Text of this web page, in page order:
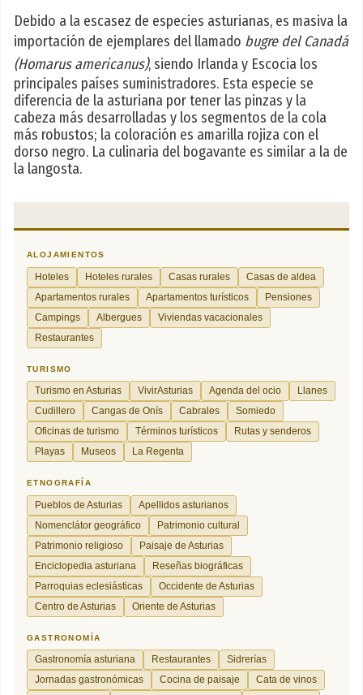
Debido a la escasez de especies asturianas, es masiva la
importación de ejemplares del llamado bugre del Canadá
(Homarus americanus), siendo Irlanda y Escocia los
principales países suministradores. Esta especie se
diferencia de la asturiana por tener las pinzas y la
cabeza más desarrolladas y los segmentos de la cola
más robustos; la coloración es amarilla rojiza con el
dorso negro. La culinaria del bogavante es similar a la de
la langosta.